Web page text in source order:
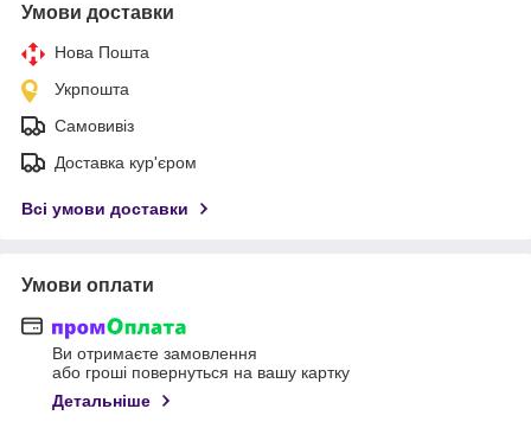
Умови доставки
Нова Пошта
Укрпошта
Самовивіз
Доставка кур'єром
Всі умови доставки
Умови оплати
Ви отримаєте замовлення
або гроші повернуться на вашу картку
Детальніше